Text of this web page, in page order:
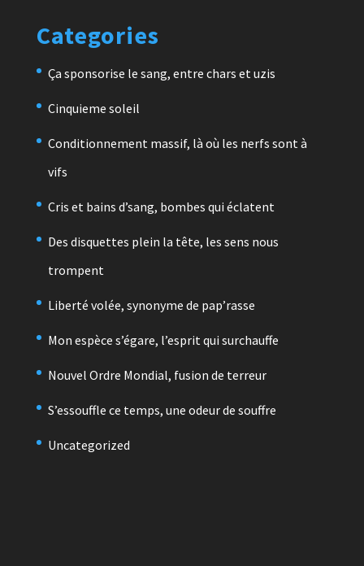
Categories
Ça sponsorise le sang, entre chars et uzis
Cinquieme soleil
Conditionnement massif, là où les nerfs sont à
vifs
Cris et bains d’sang, bombes qui éclatent
Des disquettes plein la tête, les sens nous
trompent
Liberté volée, synonyme de pap’rasse
Mon espèce s’égare, l’esprit qui surchauffe
Nouvel Ordre Mondial, fusion de terreur
S’essouffle ce temps, une odeur de souffre
Uncategorized